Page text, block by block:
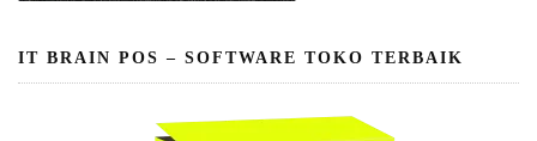
IT BRAIN POS – SOFTWARE TOKO TERBAIK